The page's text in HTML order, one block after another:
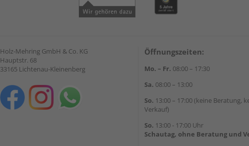
Holz-Mehring GmbH & Co. KG
Hauptstr. 68
33165 Lichtenau-Kleinenberg
Öffnungszeiten:
Mo. – Fr. 08:00 – 17:30
Sa. 08:00 – 13:00
So. 13:00 – 17:00 (keine Beratung,
Verkauf)
So. 13:00 - 17:00 Uhr
Schautag, ohne Beratung und